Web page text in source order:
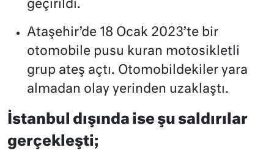
geçirildi.
Ataşehir’de 18 Ocak 2023’te bir
otomobile pusu kuran motosikletli
grup ateş açtı. Otomobildekiler yara
almadan olay yerinden uzaklaştı.
İstanbul dışında ise şu saldırılar
gerçekleşti;